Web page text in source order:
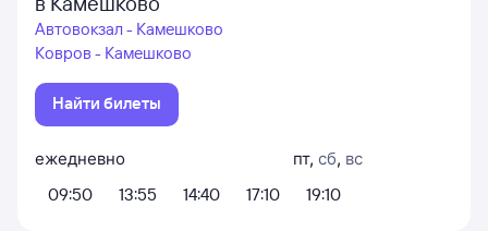
Автовокзал - Камешково
Ковров - Камешково
Найти билеты
ежедневно
09:50
13:55 14:40 17:10
пт, сб, вс
19:10